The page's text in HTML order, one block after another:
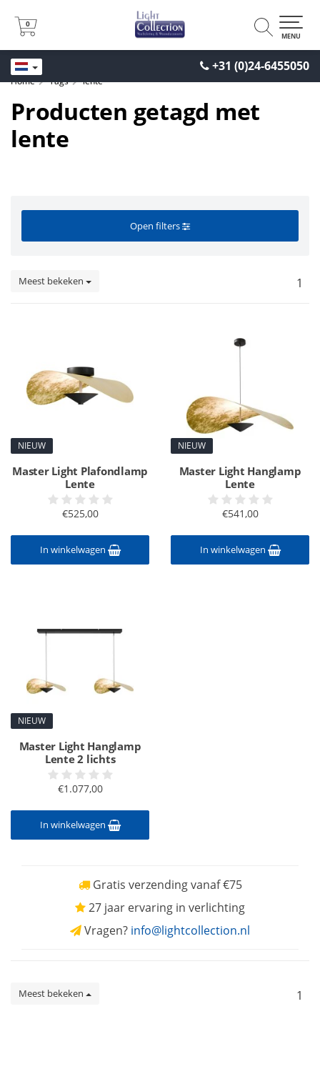
+31 (0)24-6455050
0
0
MENU
Home Tags lente
Producten getagd met
lente
Open filters
Meest bekeken 1
NIEUW
Master Light Plafondlamp
Lente
€525,00
In winkelwagen
NIEUW
Master Light Hanglamp
Lente
€541,00
In winkelwagen
NIEUW
Master Light Hanglamp
Lente 2 lichts
€1.077,00
In winkelwagen
Gratis verzending vanaf €75
27 jaar ervaring in verlichting
Vragen? info@lightcollection.nl
Meest bekeken 1